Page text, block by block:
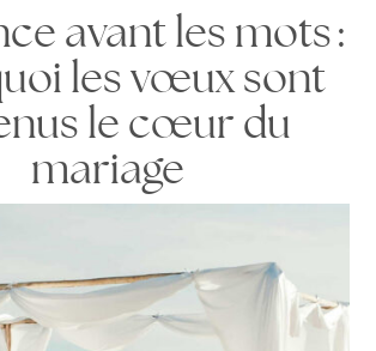
avant les mots :
les vœux sont
le cœur du
mariage